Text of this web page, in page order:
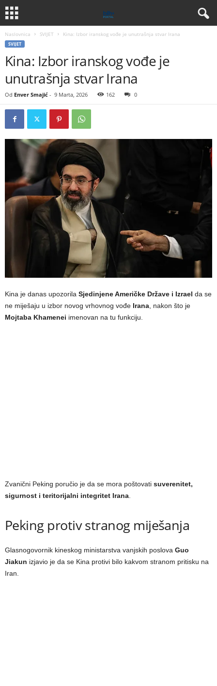
Naslovnica SVIJET Kina: Izbor iranskog vođe je unutrašnja stvar Irana
SVIJET
Kina: Izbor iranskog vođe je
unutrašnja stvar Irana
Od Enver Smajić - 9 Marta, 2026 162 0
Kina je danas upozorila Sjedinjene Američke Države i Izrael da se
ne miješaju u izbor novog vrhovnog vođe Irana , nakon što je
Mojtaba Khamenei imenovan na tu funkciju.
Zvanični Peking poručio je da se mora poštovati suverenitet,
sigurnost i teritorijalni integritet Irana
Peking protiv stranog miješanja
Glasnogovornik kineskog ministarstva vanjskih poslova Guo
Jiakun izjavio je da se Kina protivi bilo kakvom stranom pritisku na
Iran.